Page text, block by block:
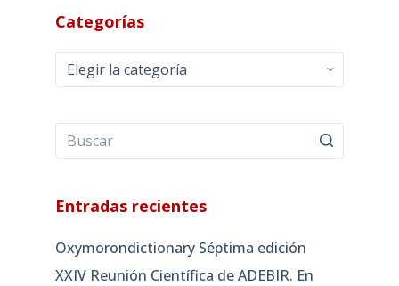
Categorías
Categorías
Entradas recientes
Oxymorondictionary Séptima edición
XXIV Reunión Científica de ADEBIR. En